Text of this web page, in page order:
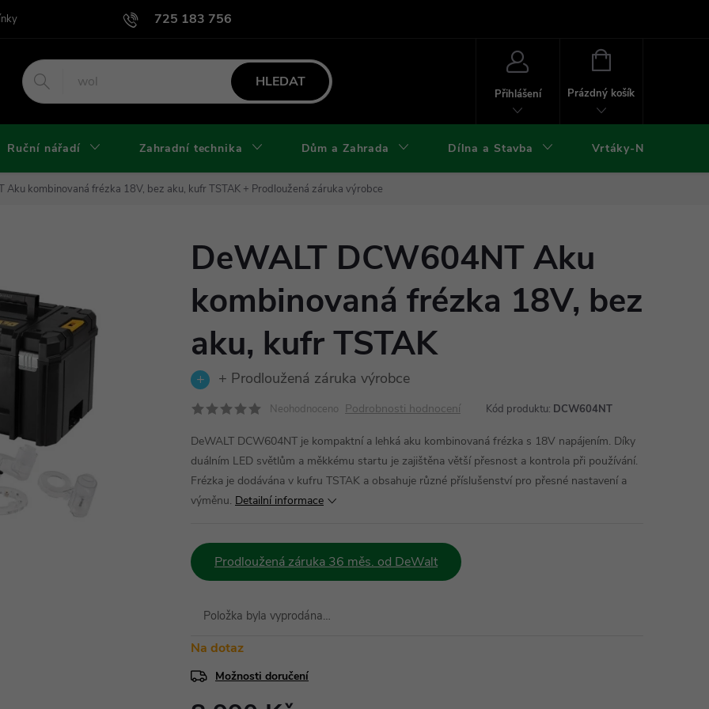
725 183 756
Podmínky užití webu Podmínky ochrany osobních údajů a cookies
HLEDAT
Přihlášení
NÁKUPNÍ
Prázdný košík
Ruční nářadí Zahradní technika Dům a Zahrada Dílna a Stavba Vrtáky-Nástroje
Aku kombinovaná frézka 18V, bez aku, kufr TSTAK + Prodloužená záruka výrobce
DeWALT DCW604NT Aku
kombinovaná frézka 18V, bez
aku, kufr TSTAK
+ Prodloužená záruka výrobce
Neohodnoceno Podrobnosti hodnocení Kód produktu: DCW604NT
DeWALT DCW604NT je kompaktní a lehká aku kombinovaná frézka s 18V napájením. Díky
duálním LED světlům a měkkému startu je zajištěna větší přesnost a kontrola při používání.
Frézka je dodávána v kufru TSTAK a obsahuje různé příslušenství pro přesné nastavení a
výměnu. Detailní informace
Prodloužená záruka 36 měs. od DeWalt
Položka byla vyprodána…
Na dotaz
Možnosti doručení